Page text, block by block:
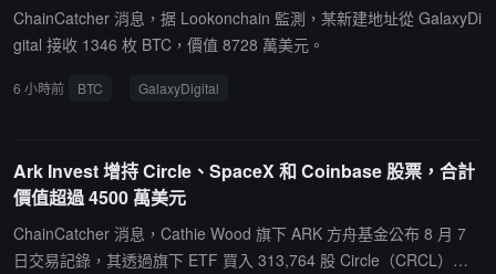
多數股權，令部分買家感到不安，這也使談判更為困難，因為買方通
常希望通過部分收購對價換取管理層在交易完成後留任。此外，BitM
續合約平台而持續流失市場份額，使潛在收購方不願支付通常給予成
ChainCatcher 消息，据 Lookonchain 監測，某新建地址從 GalaxyDi
gital 接收 1346 枚 BTC，價值 8728 萬美元。
6 小時前 BTC GalaxyDigital
Ark Invest 增持 Circle、SpaceX 和 Coinbase 股票，合計
價值超過 4500 萬美元
ChainCatcher 消息，Cathie Wood 旗下 ARK 方舟基金公布 8 月 7
日交易記錄，其透過旗下 ETF 買入 313,764 股 Circle（CRCL）股